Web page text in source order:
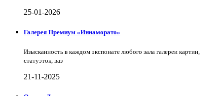
25-01-2026
Галерея Премиум «Иннаморато»
Изысканность в каждом экспонате любого зала галереи картин,
статуэток, ваз
21-11-2025